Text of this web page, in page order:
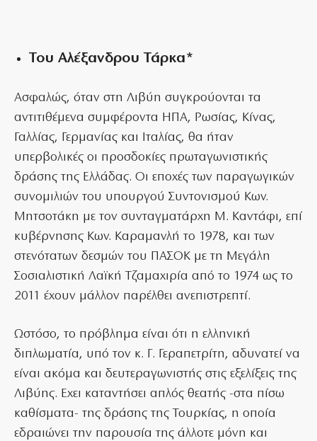
Του Αλέξανδρου Τάρκα*
Ασφαλώς, όταν στη Λιβύη συγκρούονται τα
αντιτιθέμενα συμφέροντα ΗΠΑ, Ρωσίας, Κίνας,
Γαλλίας, Γερμανίας και Ιταλίας, θα ήταν
υπερβολικές οι προσδοκίες πρωταγωνιστικής
δράσης της Ελλάδας. Οι εποχές των παραγωγικών
συνομιλιών του υπουργού Συντονισμού Κων.
Μητσοτάκη με τον συνταγματάρχη Μ. Καντάφι, επί
κυβέρνησης Κων. Καραμανλή το 1978, και των
στενότατων δεσμών του ΠΑΣΟΚ με τη Μεγάλη
Σοσιαλιστική Λαϊκή Τζαμαχιρία από το 1974 ως το
2011 έχουν μάλλον παρέλθει ανεπιστρεπτί.
Ωστόσο, το πρόβλημα είναι ότι η ελληνική
διπλωματία, υπό τον κ. Γ. Γεραπετρίτη, αδυνατεί να
είναι ακόμα και δευτεραγωνιστής στις εξελίξεις της
Λιβύης. Εχει καταντήσει απλός θεατής -στα πίσω
καθίσματα- της δράσης της Τουρκίας, η οποία
εδραιώνει την παρουσία της άλλοτε μόνη και